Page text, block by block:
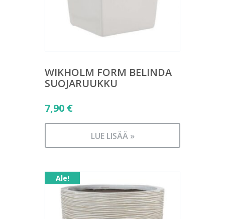
WIKHOLM FORM BELINDA
SUOJARUUKKU
7,90 €
LUE LISÄÄ »
Ale!